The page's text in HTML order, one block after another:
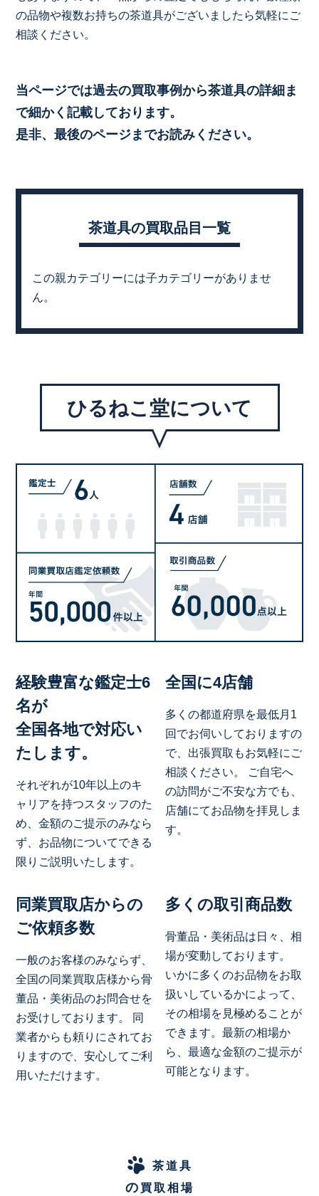
の品物や複数お持ちの茶道具がございましたら気軽にご
相談ください。
当ページでは過去の買取事例から茶道具の詳細ま
で細かく記載しております。
是非、最後のページまでお読みください。
茶道具の買取品目一覧
この親カテゴリーには子カテゴリーがありませ
ん。
ひるねこ堂について
経験豊富な鑑定士6
名が
全国各地で対応い
たします。
それぞれが10年以上のキ
ャリアを持つスタッフのた
め、金額のご提示のみなら
ず、お品物についてできる
限りご説明いたします。
全国に4店舗
多くの都道府県を最低月1
回でお伺いしておりますの
で、出張買取もお気軽にご
相談ください。 ご自宅へ
の訪問がご不安な方でも、
店舗にてお品物を拝見しま
す。
同業買取店からの
ご依頼多数
一般のお客様のみならず、
全国の同業買取店様から骨
董品・美術品のお問合せを
お受けしております。 同
業者からも頼りにされてお
りますので、安心してご利
用いただけます。
多くの取引商品数
骨董品・美術品は日々、相
場が変動しております。
いかに多くのお品物をお取
扱いしているかによって、
その相場を見極めることが
できます。最新の相場か
ら、最適な金額のご提示が
可能となります。
茶道具
の買取相場